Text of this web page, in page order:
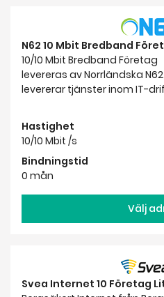
N62 10 Mbit Bredband
10/10 Mbit Bredband Företag
levereras av Norrländska
levererar tjänster inom IT-
Hastighet
10/10 Mbit /s
Bindningstid
0 mån
Välj
Svea Internet 10 Företag